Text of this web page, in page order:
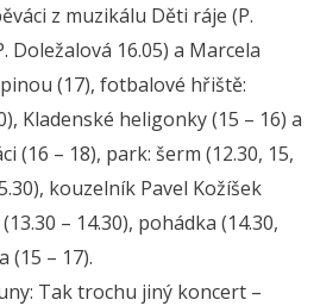
z muzikálu Děti ráje (P.
Doležalová 16.05) a Marcela
(17), fotbalové hřiště:
Kladenské heligonky (15 – 16) a
(16 – 18), park: šerm (12.30, 15,
kouzelník Pavel Kožíšek
– 14.30), pohádka (14.30,
(15 – 17).
Tak trochu jiný koncert –